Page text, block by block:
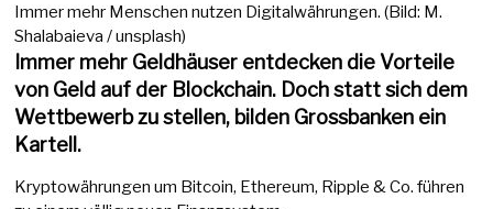
Immer mehr Menschen nutzen Digitalwährungen. (Bild: M.
Shalabaieva / unsplash)
Immer mehr Geldhäuser entdecken die Vorteile
von Geld auf der Blockchain. Doch statt sich dem
Wettbewerb zu stellen, bilden Grossbanken ein
Kartell.
Kryptowährungen um Bitcoin, Ethereum, Ripple & Co. führen